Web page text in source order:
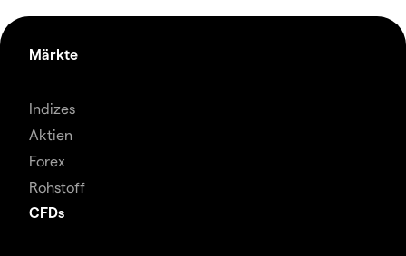
Märkte
Indizes
Aktien
Forex
Rohstoff
CFDs